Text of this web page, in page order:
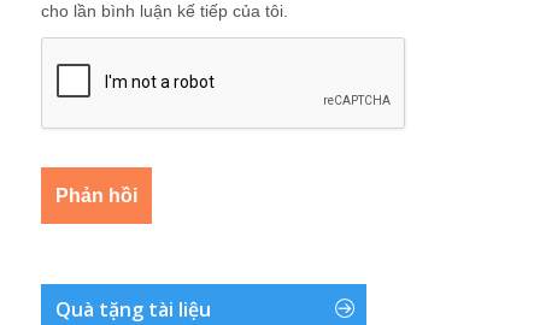
cho lần bình luận kế tiếp của tôi.
Quà tặng tài liệu